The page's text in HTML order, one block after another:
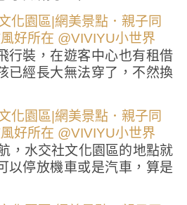
行裝，在遊客中心也有租借
已經長大無法穿了，不然換
，水交社文化園區的地點就
以停放機車或是汽車，算是